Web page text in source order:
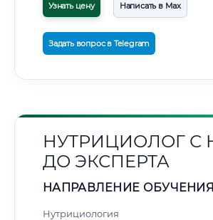
Узнать цену Написать в Max
Задать вопрос в Telegram
НУТРИЦИОЛОГ С
ДО ЭКСПЕРТА
НАПРАВЛЕНИЕ
Нутрициология